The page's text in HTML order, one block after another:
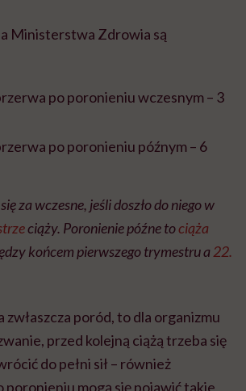
Ministerstwa Zdrowia są
po poronieniu wczesnym – 3
po poronieniu późnym – 6
za wczesne, jeśli doszło do niego w
ciąży. Poronienie późne tociąża
końcem pierwszego trymestru a 22.
zwłaszcza poród, to dla organizmu
przed kolejną ciążą trzeba się
do pełni sił – również
poronieniu mogą się pojawić takie